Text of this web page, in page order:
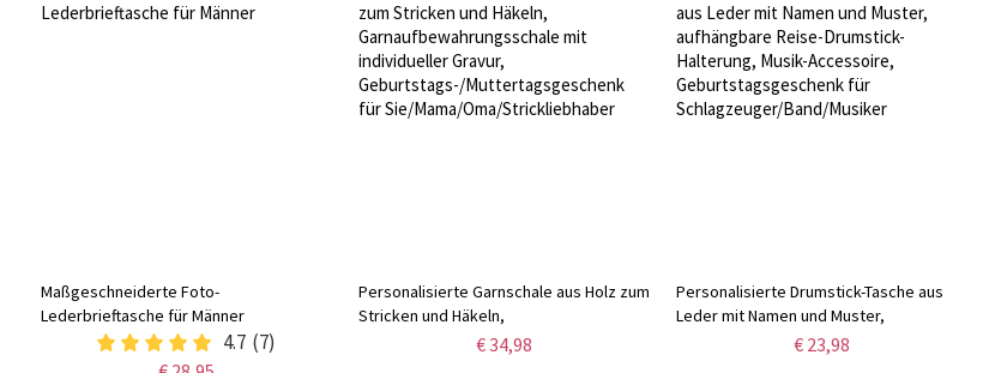
Maßgeschneiderte Foto-
Lederbrieftasche für Männer
4.7 (7)
Personalisierte Garnschale aus Holz zum
Stricken und Häkeln,
Garnaufbewahrungsschale mit
€ 34,98
Personalisierte Drumstick-Tasche aus
Leder mit Namen und Muster,
aufhängbare Reise-Drumstick-Halterung,
€ 23,98